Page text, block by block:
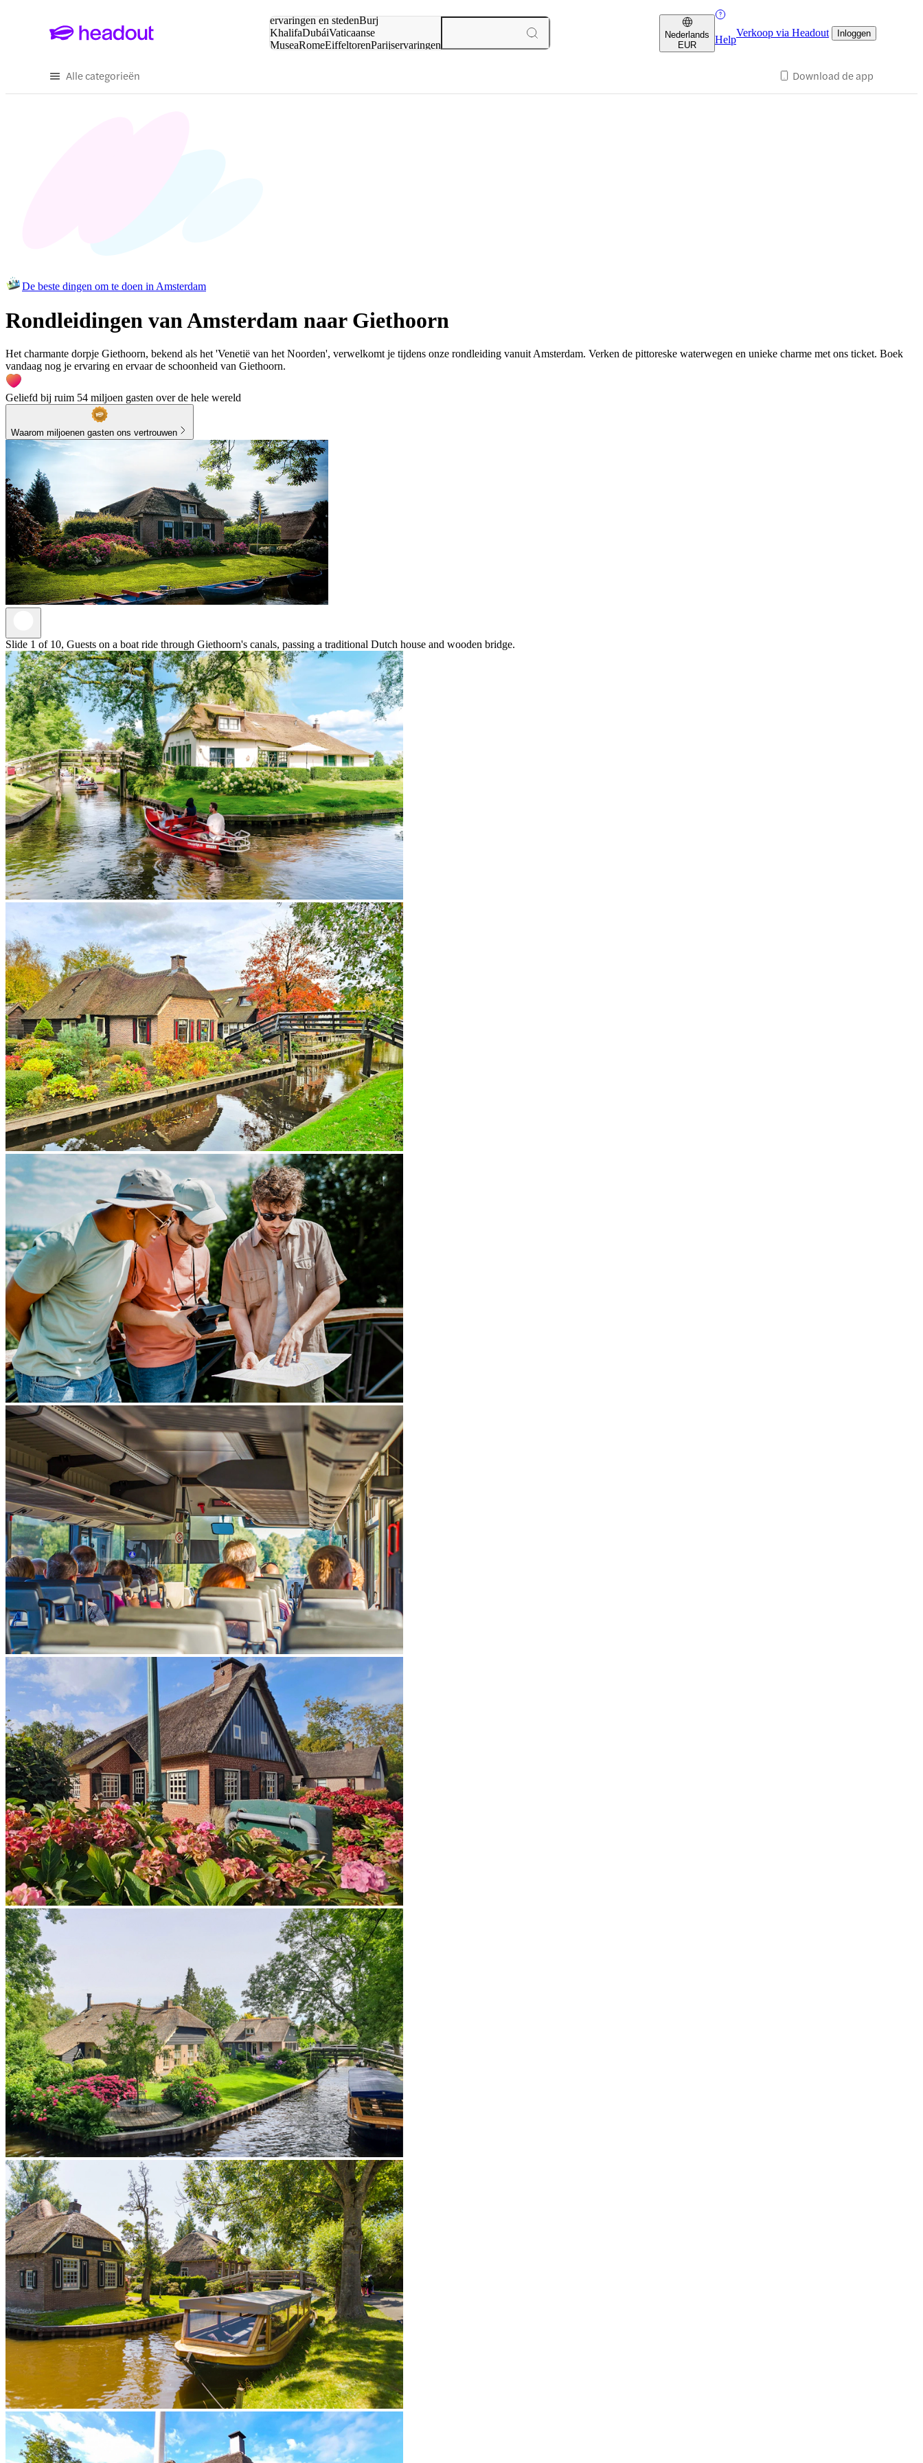
ervaringen en stedenBurj
KhalifaDubáiVaticaanse
MuseaRomeEiffeltorenParijservaringen
Nederlands
EUR
Help
Verkoop via Headout Inloggen
Alle categorieën Download de app
De beste dingen om te doen in Amsterdam
Rondleidingen van Amsterdam naar Giethoorn
Het charmante dorpje Giethoorn, bekend als het 'Venetië van het Noorden', verwelkomt je tijdens onze rondleiding vanuit Amsterdam. Verken de pittoreske waterwegen en unieke charme met ons ticket. Boek
vandaag nog je ervaring en ervaar de schoonheid van Giethoorn.
Geliefd bij ruim 54 miljoen gasten over de hele wereld
Waarom miljoenen gasten ons vertrouwen
Slide 1 of 10, Guests on a boat ride through Giethoorn's canals, passing a traditional Dutch house and wooden bridge.